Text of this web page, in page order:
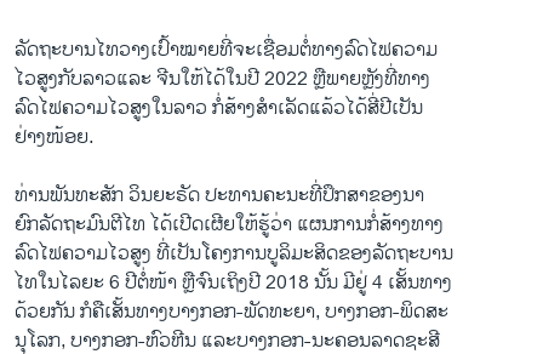
ລາຍການກະຈາຍສຽງ
ລາຍງານ
ຕິດຕາມພວກເຮົາ ທີ່
ພາສາຕ່າງໆ
ລັດຖະບານໄທວາງເປົ້າໝາຍທີ່ຈະເຊື່ອມຕໍ່ທາງລົດໄຟຄວາມ
ໄວສູງກັບລາວແລະ ຈີນໃຫ້ໄດ້ໃນປີ 2022 ຫຼືພາຍຫຼັງທີ່ທາງ
ລົດໄຟຄວາມໄວສູງໃນລາວ ກໍ່ສ້າງສໍາເລັດແລ້ວໄດ້ສີ່ປີເປັນ
ຢ່າງໜ້ອຍ.
ທ່ານພັນທະສັກ ວິນຍະຣັດ ປະທານຄະນະທີ່ປຶກສາຂອງນາ
ຍົກລັດຖະມົນຕີໄທ ໄດ້ເປີດເຜີຍໃຫ້ຮູ້ວ່າ ແຜນການກໍ່ສ້າງທາງ
ລົດໄຟຄວາມໄວສູງ ທີ່ເປັນໂຄງການບູລິມະສິດຂອງລັດຖະບານ
ໄທໃນໄລຍະ 6 ປີຕໍ່ໜ້າ ຫຼືຈົນເຖິງປີ 2018 ນັ້ນ ມີຢູ່ 4 ເສັ້ນທາງ
ດ້ວຍກັນ ກໍຄືເສັ້ນທາງບາງກອກ-ພັດທະຍາ, ບາງກອກ-ພິດສະ
ນຸໂລກ, ບາງກອກ-ຫົວຫີນ ແລະບາງກອກ-ນະຄອນລາດຊະສີ